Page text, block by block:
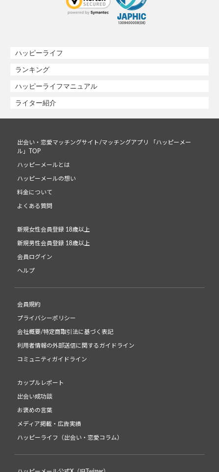
ハッピーライフ
ランキング
ハッピーライフマニュアル
ライター紹介
出会い・恋愛マッチングサイト/マッチングアプリ 「ハッピーメー
ル」TOP
ハッピーメールとは
ハッピーメールの想い
料金について
よくある質問
新規女性会員登録 18歳以上
新規男性会員登録 18歳以上
会員ログイン
ヘルプ
会員規約
プライバシーポリシー
会社概要/特定商取引法に基づく表記
利用者情報の外部送信に関するガイドライン
コミュニティガイドライン
カップルレポート
出会い成功談
お褒めの言葉
メディア掲載・広告実績
ハッピーライフ（出会い・恋愛コラム）